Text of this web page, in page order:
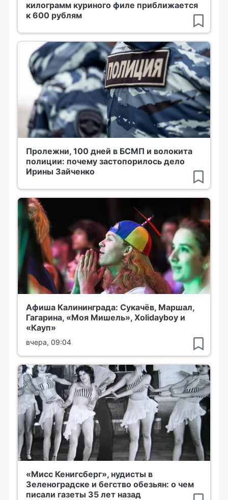
килограмм куриного филе приближается
к 600 рублям
Пролежни, 100 дней в БСМП и волокита
полиции: почему застопорилось дело
Ирины Зайченко
Афиша Калининграда: Сукачёв, Маршал,
Гагарина, «Моя Мишель», Xolidayboy и
«Кауп»
вчера, 09:04
«Мисс Кенигсберг», нудисты в
Зеленоградске и бегство обезьян: о чем
писали газеты 35 лет назад